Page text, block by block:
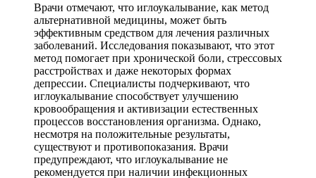
Врачи отмечают, что иглоукалывание, как метод
альтернативной медицины, может быть
эффективным средством для лечения различных
заболеваний. Исследования показывают, что этот
метод помогает при хронической боли, стрессовых
расстройствах и даже некоторых формах
депрессии. Специалисты подчеркивают, что
иглоукалывание способствует улучшению
кровообращения и активизации естественных
процессов восстановления организма. Однако,
несмотря на положительные результаты,
существуют и противопоказания. Врачи
предупреждают, что иглоукалывание не
рекомендуется при наличии инфекционных